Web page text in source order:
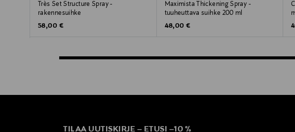
Très Set Structure Spray -
rakennesuihke
Original Price
58,00 €
Maximista Thickening Spray -
tuuheuttava suihke 200 ml
Original Price
48,00 €
TILAA UUTISKIRJE – ETUSI –10 %